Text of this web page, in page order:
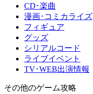
CD･楽曲
漫画･コミカライズ
フィギュア
グッズ
シリアルコード
ライブイベント
TV･WEB出演情報
その他のゲーム攻略